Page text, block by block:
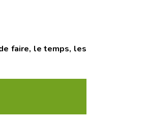
faire, le temps, les